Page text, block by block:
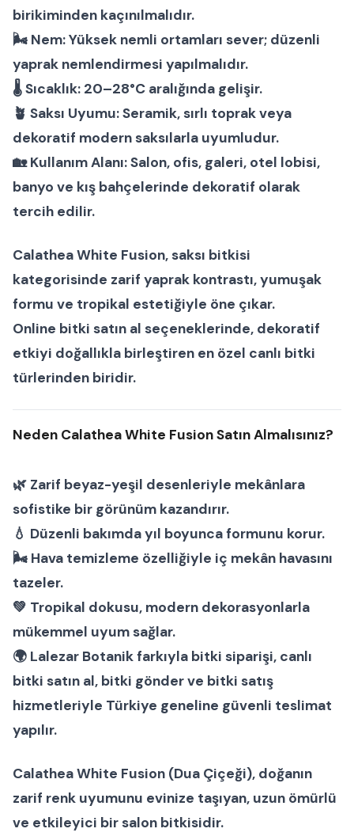
birikiminden kaçınılmalıdır.
🌬 Nem:Yüksek nemli ortamları sever; düzenli
yaprak nemlendirmesi yapılmalıdır.
🌡Sıcaklık: 20–28°C aralığında gelişir.
🪴 Saksı Uyumu:Seramik, sırlı toprak veya
dekoratif modern saksılarla uyumludur.
🏡Kullanım Alanı:Salon, ofis, galeri, otel lobisi,
banyo ve kış bahçelerinde dekoratif olarak
tercih edilir.
Calathea White Fusion,saksı bitkisi
kategorisinde zarif yaprak kontrastı, yumuşak
formu ve tropikal estetiğiyle öne çıkar.
Online bitki satın al seçeneklerinde, dekoratif
etkiyi doğallıkla birleştiren en özel canlı bitki
türlerinden biridir.
Neden Calathea White Fusion Satın Almalısınız?
🌿 Zarif beyaz-yeşil desenleriyle mekânlara
sofistike bir görünüm kazandırır.
💧 Düzenli bakımda yıl boyunca formunu korur.
🌬 Hava temizleme özelliğiyle iç mekân havasını
tazeler.
💚 Tropikal dokusu, modern dekorasyonlarla
mükemmel uyum sağlar.
🌍 Lalezar Botanikfarkıyla bitki siparişi, canlı
bitki satın al, bitki gönderve bitki satış
hizmetleriyle Türkiye geneline güvenli teslimat
yapılır.
Calathea White Fusion (Dua Çiçeği), doğanın
zarif renk uyumunu evinize taşıyan, uzun ömürlü
ve etkileyici birsalon bitkisidir.